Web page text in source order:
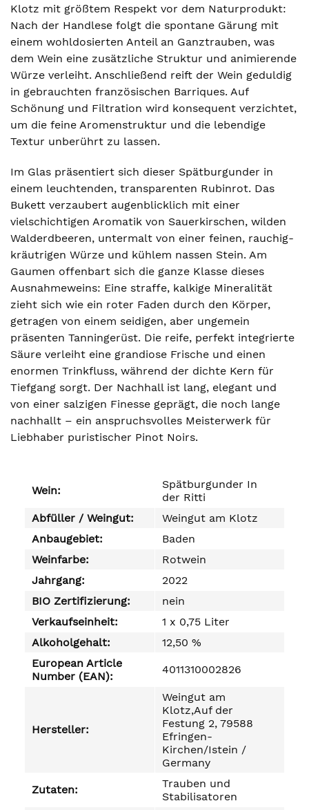
Klotz mit größtem Respekt vor dem Naturprodukt:
Nach der Handlese folgt die spontane Gärung mit
einem wohldosierten Anteil an Ganztrauben, was
dem Wein eine zusätzliche Struktur und animierende
Würze verleiht. Anschließend reift der Wein geduldig
in gebrauchten französischen Barriques. Auf
Schönung und Filtration wird konsequent verzichtet,
um die feine Aromenstruktur und die lebendige
Textur unberührt zu lassen.
Im Glas präsentiert sich dieser Spätburgunder in
einem leuchtenden, transparenten Rubinrot. Das
Bukett verzaubert augenblicklich mit einer
vielschichtigen Aromatik von Sauerkirschen, wilden
Walderdbeeren, untermalt von einer feinen, rauchig-
kräutrigen Würze und kühlem nassen Stein. Am
Gaumen offenbart sich die ganze Klasse dieses
Ausnahmeweins: Eine straffe, kalkige Mineralität
zieht sich wie ein roter Faden durch den Körper,
getragen von einem seidigen, aber ungemein
präsenten Tanningerüst. Die reife, perfekt integrierte
Säure verleiht eine grandiose Frische und einen
enormen Trinkfluss, während der dichte Kern für
Tiefgang sorgt. Der Nachhall ist lang, elegant und
von einer salzigen Finesse geprägt, die noch lange
nachhallt – ein anspruchsvolles Meisterwerk für
Liebhaber puristischer Pinot Noirs.
Wein:
Spätburgunder In
der Ritti
Abfüller / Weingut:
Weingut am Klotz
Anbaugebiet:
Baden
Weinfarbe:
Rotwein
Jahrgang:
2022
BIO Zertifizierung:
nein
Verkaufseinheit:
1 x 0,75 Liter
Alkoholgehalt:
12,50 %
European Article
Number (EAN):
4011310002826
Hersteller:
Weingut am
Klotz,Auf der
Festung 2, 79588
Efringen-
Kirchen/Istein /
Germany
Zutaten:
Trauben und
Stabilisatoren